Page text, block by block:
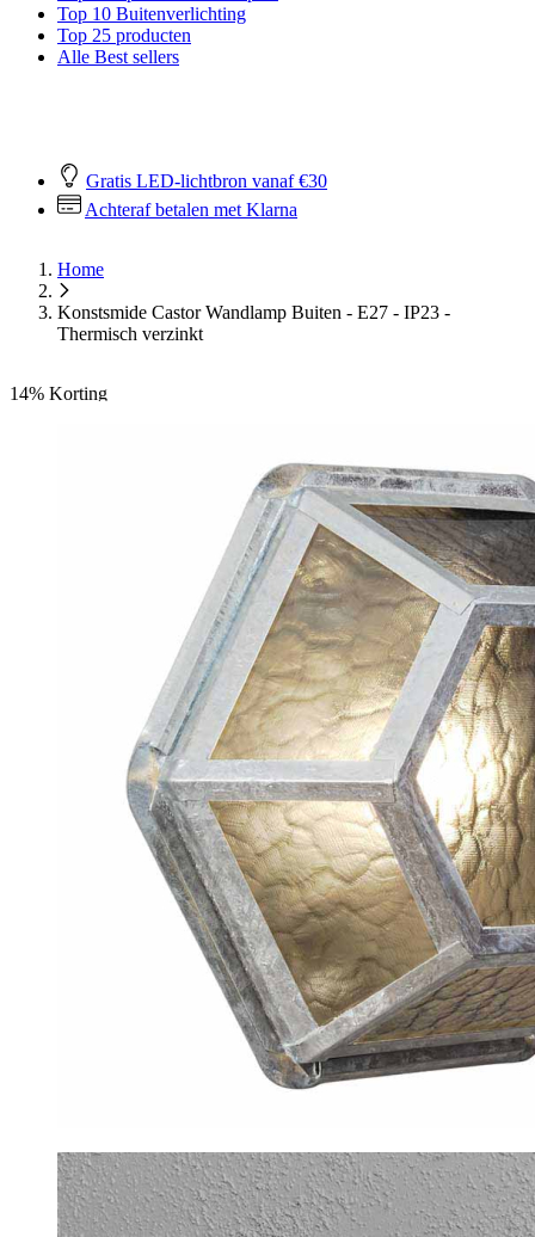
Top 10 Buitenverlichting
Top 25 producten
Alle Best sellers
Gratis LED-lichtbron vanaf €30
Achteraf betalen met Klarna
Home
Konstsmide Castor Wandlamp Buiten - E27 - IP23 -
Thermisch verzinkt
14% Korting